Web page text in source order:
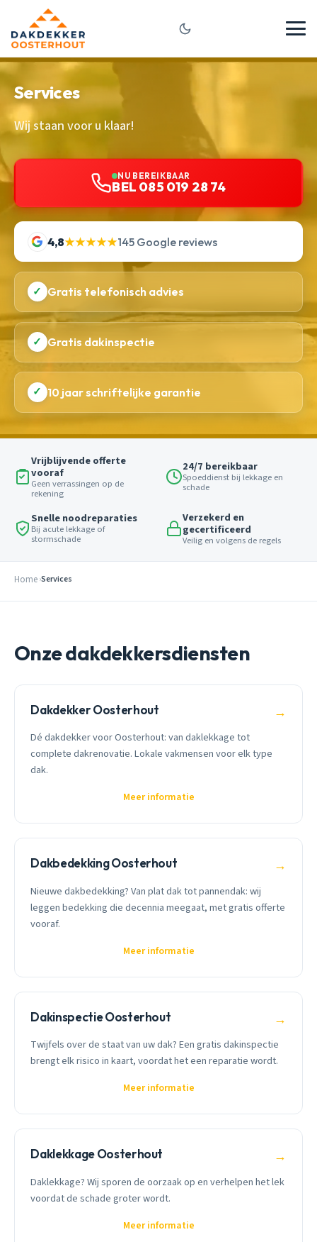
Services
Wij staan voor u klaar!
NU BEREIKBAAR
BEL 085 019 28 74
4,8★★★★★145 Google reviews
✓ Gratis telefonisch advies
✓ Gratis dakinspectie
✓ 10 jaar schriftelijke garantie
Vrijblijvende offerte
vooraf
Geen verrassingen op de
rekening
24/7 bereikbaar
Spoeddienst bij lekkage en
schade
Snelle noodreparaties
Bij acute lekkage of
stormschade
Verzekerd en
gecertificeerd
Veilig en volgens de regels
Home Services
Onze dakdekkersdiensten
Dakdekker Oosterhout →
Dé dakdekker voor Oosterhout: van daklekkage tot
complete dakrenovatie. Lokale vakmensen voor elk type
dak.
Meer informatie
Dakbedekking Oosterhout →
Nieuwe dakbedekking? Van plat dak tot pannendak: wij
leggen bedekking die decennia meegaat, met gratis offerte
vooraf.
Meer informatie
Dakinspectie Oosterhout →
Twijfels over de staat van uw dak? Een gratis dakinspectie
brengt elk risico in kaart, voordat het een reparatie wordt.
Meer informatie
Daklekkage Oosterhout →
Daklekkage? Wij sporen de oorzaak op en verhelpen het lek
voordat de schade groter wordt.
Meer informatie